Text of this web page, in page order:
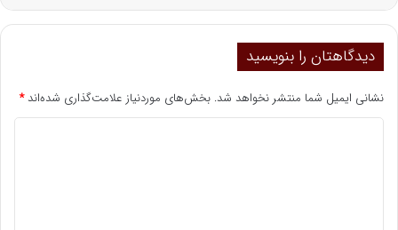
دیدگاهتان را بنویسید
نشانی ایمیل شما منتشر نخواهد شد. بخش‌های موردنیاز علامت‌گذاری شده‌اند*